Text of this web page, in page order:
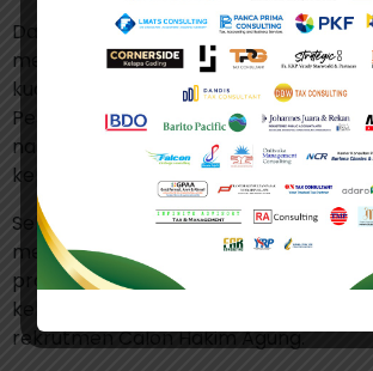
Dalam pengumumannya,
menegaskan bahwa keputusan
kualitas bersifat final dan tidak dapat
Peserta yang telah dinyatakan
namun tidak mengikuti tahapan
kepribadian akan dinyatakan gugur.
Selain itu, Komisi Yudisial
mengabaikan pihak-pihak yang
proses seleksi atau menjanjikan
keberhasilan maupun kelulusan
rekrutmen Calon Hakim Agung.